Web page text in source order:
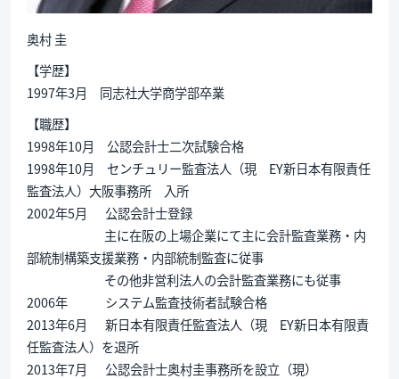
奥村 圭
【学歴】
1997年3月 同志社大学商学部卒業
【職歴】
1998年10月 公認会計士二次試験合格
1998年10月 センチュリー監査法人（現 EY新日本有限責任
監査法人）大阪事務所 入所
2002年5月 公認会計士登録
主に在阪の上場企業にて主に会計監査業務・内
部統制構築支援業務・内部統制監査に従事
その他非営利法人の会計監査業務にも従事
2006年 システム監査技術者試験合格
2013年6月 新日本有限責任監査法人（現 EY新日本有限責
任監査法人）を退所
2013年7月 公認会計士奥村圭事務所を設立（現）